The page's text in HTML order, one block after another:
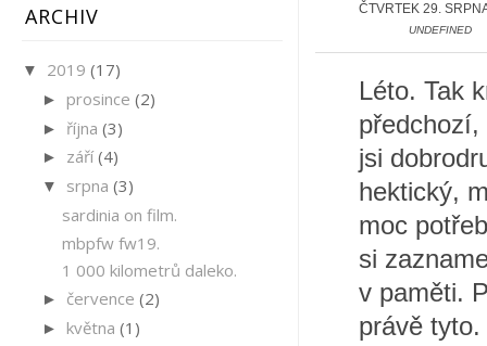
ČTVRTEK 29.
UNDEFINED
Léto. Tak
předchozí,
jsi
hektický,
moc
si
v paměti.
právě tyto.
ARCHIV
▼ 2019 (17)
► prosince (2)
► října (3)
► září(4)
▼ srpna (3)
sardinia on film.
mbpfw fw19.
1 000 kilometrů daleko.
► července (2)
► května (1)